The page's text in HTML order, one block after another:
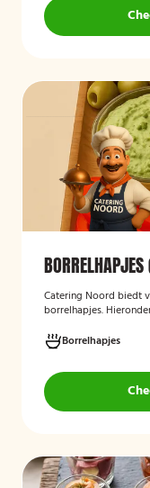
Catering Noord biedt
borrelhapjes.
recepties of een
Borrelhapjes